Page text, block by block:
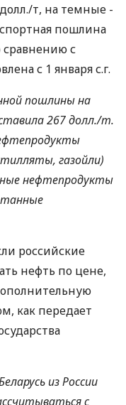
т, на темные -
пошлина
сравнению с
с 1 января с.г.
пошлины на
267 долл./т.
газойли)
нефтепродукты
российские
нефть по цене,
как передает
из России
с